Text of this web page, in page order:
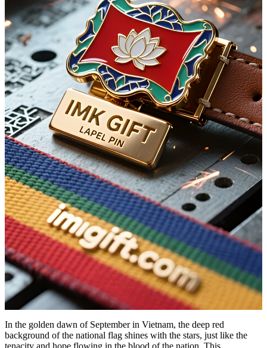
In the golden dawn of September in Vietnam, the deep red
background of the national flag shines with the stars, just like the
tenacity and hope flowing in the blood of the nation. This